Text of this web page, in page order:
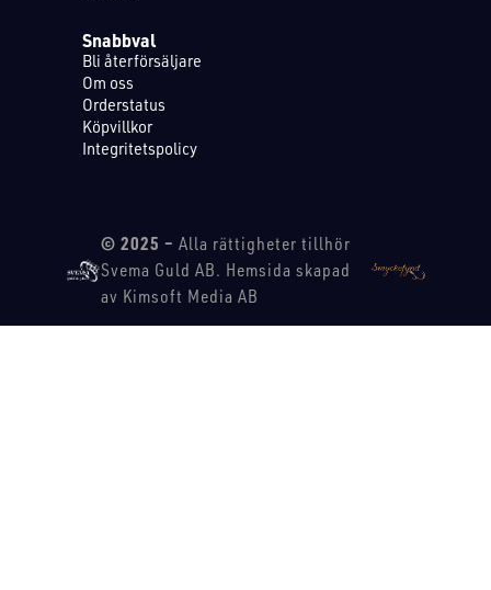
Snabbval
Bli återförsäljare
Om oss
Orderstatus
Köpvillkor
Integritetspolicy
© 2025 – Alla rättigheter tillhör
Svema Guld AB. Hemsida skapad
av Kimsoft Media AB